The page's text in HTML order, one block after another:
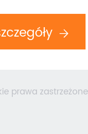
prawa